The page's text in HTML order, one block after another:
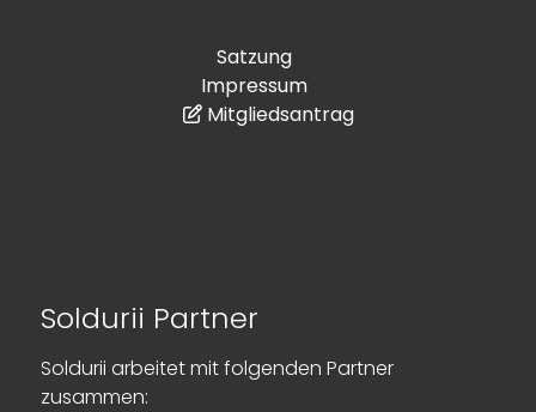
Satzung
Impressum
Mitgliedsantrag
Soldurii Partner
Soldurii arbeitet mit folgenden Partner
zusammen: